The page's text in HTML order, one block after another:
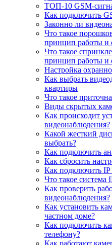
ТОП-10 GSM-
Как подключить
Законно ли
Что такое
принцип работы и
Что такое
принцип работы и
Настройка
Как выбрать
квартиры
Что такое
Виды скрытых
Как происходит
видеонаблюдения?
Какой жесткий
выбрать?
Как подключить
Как сбросить
Как подключить
Что такое система
Как проверить
видеонаблюдения?
Как установить
частном доме?
Как подключить
телефону?
Как работают